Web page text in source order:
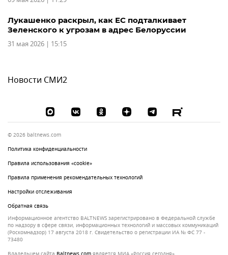
Лукашенко раскрыл, как ЕС подталкивает
Зеленского к угрозам в адрес Белоруссии
31 мая 2026 | 15:15
Новости СМИ2
© 2026 baltnews.com
Политика конфиденциальности
Правила использования «cookie»
Правила применения рекомендательных технологий
Настройки отслеживания
Обратная связь
Информационное агентство BALTNEWS зарегистрировано в Федеральной службе
по надзору в сфере связи, информационных технологий и массовых коммуникаций
(Роскомнадзор) 17 августа 2018 г. Свидетельство о регистрации ИА № ФС 77 -
73480